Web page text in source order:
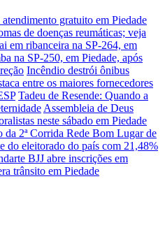
gratuito em Piedade
de doenças reumáticas; veja
em ribanceira na SP-264, em
na SP-250, em Piedade, após
Incêndio destrói ônibus
entre os maiores fornecedores
Tadeu de Resende: Quando a
Assembleia de Deus
neste sábado em Piedade
2ª Corrida Rede Bom Lugar de
do eleitorado do país com 21,48%
BJJ abre inscrições em
trânsito em Piedade